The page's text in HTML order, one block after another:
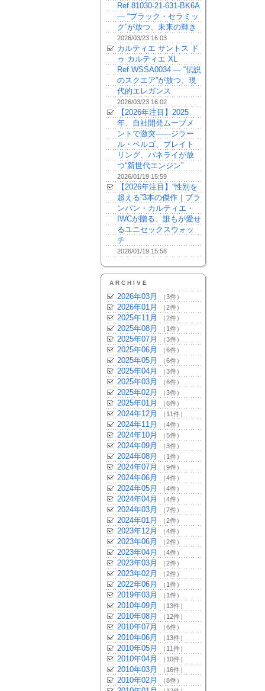
Ref.81030-21-631-BK6A
— “ブラック・セラミッ
ク”が放つ、未来の輝き
2026/03/23 16:03
カルティエ サントス ド
ゥ カルティエ XL
Ref.WSSA0034 — “伝説
のスクエア”が放つ、現
代的エレガンス
2026/03/23 16:02
【2026年注目】2025
年、自社開発ムーブメ
ントで激突——ジラー
ル・ペルゴ、ブレイト
リング、パネライが放
つ“新世代エンジン”
2026/01/19 15:59
【2026年注目】“性別を
超える”3本の傑作｜ブラ
ンパン・カルティエ・
IWCが贈る、誰もが愛せ
るユニセックスウォッ
チ
2026/01/19 15:58
ARCHIVE
2026年03月 （3件）
2026年01月 （2件）
2025年11月 （2件）
2025年08月 （1件）
2025年07月 （3件）
2025年06月 （6件）
2025年05月 （6件）
2025年04月 （3件）
2025年03月 （6件）
2025年02月 （3件）
2025年01月 （6件）
2024年12月 （11件）
2024年11月 （4件）
2024年10月 （5件）
2024年09月 （3件）
2024年08月 （1件）
2024年07月 （9件）
2024年06月 （4件）
2024年05月 （4件）
2024年04月 （4件）
2024年03月 （7件）
2024年01月 （2件）
2023年12月 （4件）
2023年06月 （2件）
2023年04月 （4件）
2023年03月 （2件）
2023年02月 （2件）
2022年06月 （1件）
2019年03月 （1件）
2010年09月 （13件）
2010年08月 （12件）
2010年07月 （6件）
2010年06月 （13件）
2010年05月 （11件）
2010年04月 （10件）
2010年03月 （16件）
2010年02月 （8件）